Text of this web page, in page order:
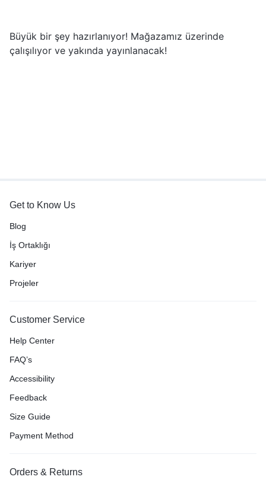
Büyük bir şey hazırlanıyor! Mağazamız üzerinde
çalışılıyor ve yakında yayınlanacak!
Get to Know Us
Blog
İş Ortaklığı
Kariyer
Projeler
Customer Service
Help Center
FAQ’s
Accessibility
Feedback
Size Guide
Payment Method
Orders & Returns